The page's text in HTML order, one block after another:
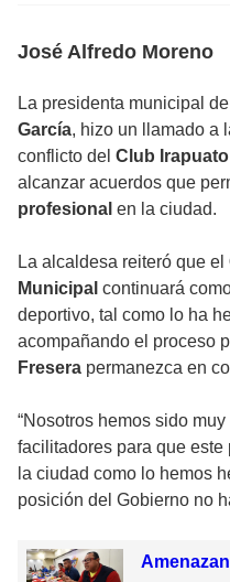
José Alfredo Moreno
La presidenta municipal
García, hizo un llamado a
conflicto del Club Irapuato
alcanzar acuerdos que
profesional en la ciudad.
La alcaldesa reiteró que el
Municipal continuará
deportivo, tal como lo ha
acompañando el proceso
Fresera permanezca en
“Nosotros hemos sido
facilitadores para que este
la ciudad como lo hemos
posición del Gobierno no